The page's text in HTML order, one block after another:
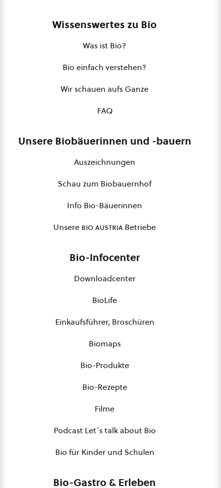
Wissenswertes zu Bio
Was ist Bio?
Bio einfach verstehen?
Wir schauen aufs Ganze
FAQ
Unsere Biobäuerinnen und -bauern
Auszeichnungen
Schau zum Biobauernhof
Info Bio-Bäuerinnen
Unsere bio austria Betriebe
Bio-Infocenter
Downloadcenter
BioLife
Einkaufsführer, Broschüren
Biomaps
Bio-Produkte
Bio-Rezepte
Filme
Podcast Let´s talk about Bio
Bio für Kinder und Schulen
Bio-Gastro & Erleben